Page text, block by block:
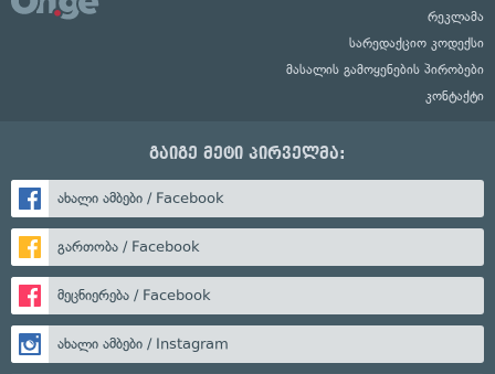
რეკლამა
სარედაქციო კოდექსი
მასალის გამოყენების პირობები
კონტაქტი
გაიგე მეტი პირველმა:
ახალი ამბები / Facebook
გართობა / Facebook
მეცნიერება / Facebook
ახალი ამბები / Instagram